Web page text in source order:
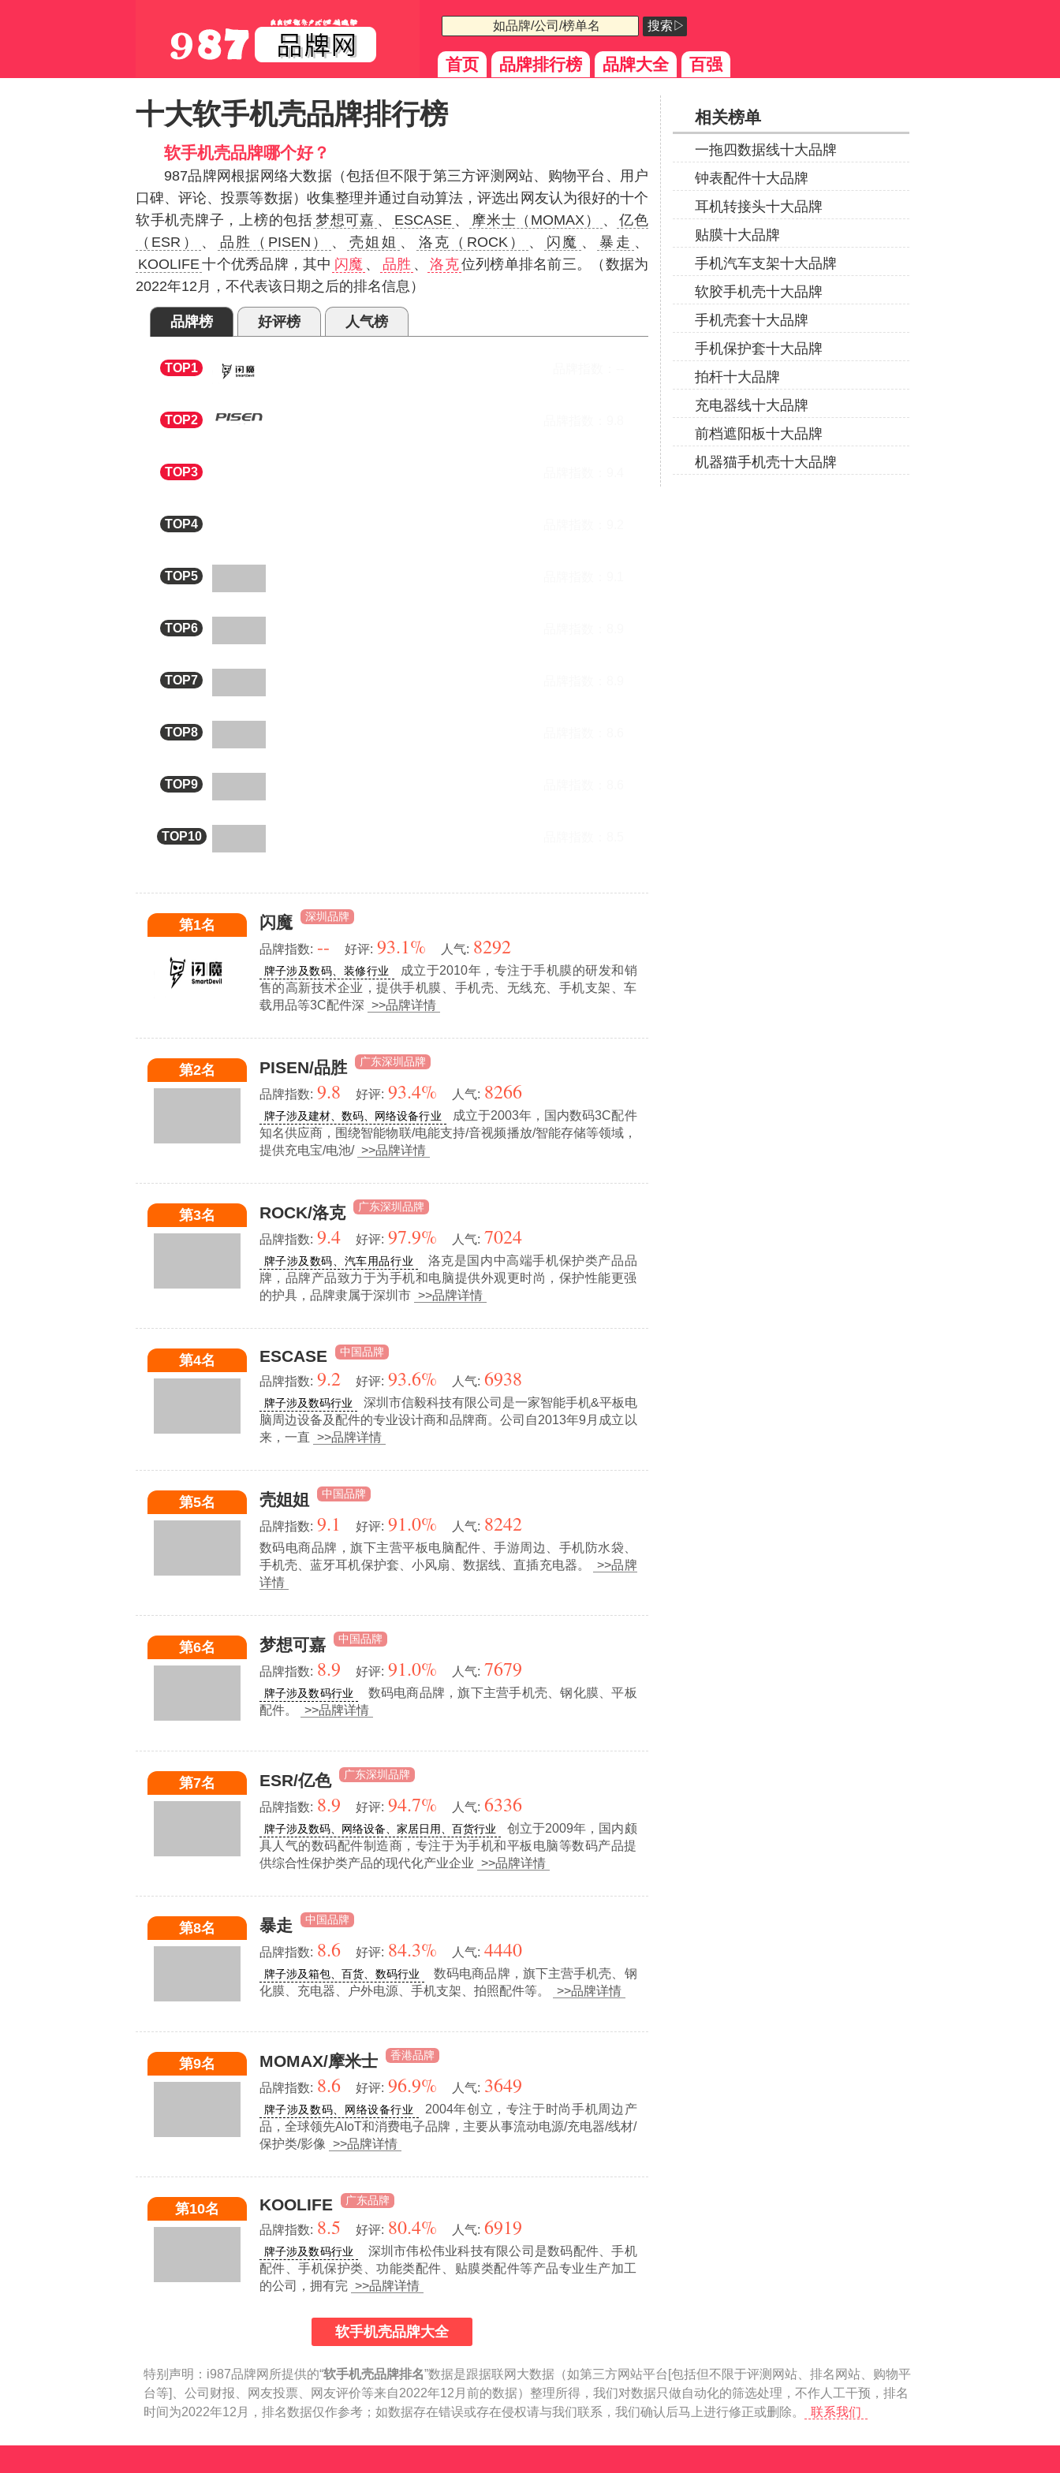
搜索▷
首页 品牌排行榜 品牌大全 百强
十大软手机壳品牌排行榜
软手机壳品牌哪个好？
987品牌网根据网络大数据（包括但不限于第三方评测网站、购物平台、用户
口碑、评论、投票等数据）收集整理并通过自动算法，评选出网友认为很好的十个
软手机壳牌子，上榜的包括 梦想可嘉 、 ESCASE 、 摩米士（MOMAX） 、
亿色
（ESR）
、 品胜（PISEN） 、 壳姐姐 、 洛克（ROCK） 、 闪魔 、 暴走 、
KOOLIFE十个优秀品牌，其中 闪魔 、 品胜 、 洛克位列榜单排名前三。（数据为
2022年12月，不代表该日期之后的排名信息）
品牌榜 好评榜 人气榜
TOP1
TOP2
TOP3
TOP4
TOP5
TOP6
TOP7
TOP8
TOP9
TOP10
第1名 闪魔 深圳品牌
品牌指数: -- 好评: 93.1% 人气: 8292
牌子涉及数码、装修行业
成立于2010年，专注于手机膜的研发和销
售的高新技术企业，提供手机膜、手机壳、无线充、手机支架、车
载用品等3C配件深 >>品牌详情
第2名 PISEN/品胜 广东深圳品牌
品牌指数: 9.8 好评: 93.4% 人气: 8266
牌子涉及建材、数码、网络设备行业
成立于2003年，国内数码3C配件
知名供应商，围绕智能物联/电能支持/音视频播放/智能存储等领域，
提供充电宝/电池/ >>品牌详情
第3名 ROCK/洛克 广东深圳品牌
品牌指数: 9.4 好评: 97.9% 人气: 7024
牌子涉及数码、汽车用品行业
洛克是国内中高端手机保护类产品品
牌，品牌产品致力于为手机和电脑提供外观更时尚，保护性能更强
的护具，品牌隶属于深圳市 >>品牌详情
第4名 ESCASE 中国品牌
品牌指数: 9.2 好评: 93.6% 人气: 6938
牌子涉及数码行业
深圳市信毅科技有限公司是一家智能手机&平板电
脑周边设备及配件的专业设计商和品牌商。公司自2013年9月成立以
来，一直 >>品牌详情
第5名 壳姐姐 中国品牌
品牌指数: 9.1 好评: 91.0% 人气: 8242
数码电商品牌，旗下主营平板电脑配件、手游周边、手机防水袋、
手机壳、蓝牙耳机保护套、小风扇、数据线、直插充电器。
>>品牌
详情
第6名 梦想可嘉 中国品牌
品牌指数: 8.9 好评: 91.0% 人气: 7679
牌子涉及数码行业
数码电商品牌，旗下主营手机壳、钢化膜、平板
配件。
>>品牌详情
第7名 ESR/亿色 广东深圳品牌
品牌指数: 8.9 好评: 94.7% 人气: 6336
牌子涉及数码、网络设备、家居日用、百货行业
创立于2009年，国内颇
具人气的数码配件制造商，专注于为手机和平板电脑等数码产品提
供综合性保护类产品的现代化产业企业 >>品牌详情
第8名 暴走 中国品牌
品牌指数: 8.6 好评: 84.3% 人气: 4440
牌子涉及箱包、百货、数码行业
数码电商品牌，旗下主营手机壳、钢
化膜、充电器、户外电源、手机支架、拍照配件等。
>>品牌详情
第9名 MOMAX/摩米士 香港品牌
品牌指数: 8.6 好评: 96.9% 人气: 3649
牌子涉及数码、网络设备行业
2004年创立，专注于时尚手机周边产
品，全球领先AIoT和消费电子品牌，主要从事流动电源/充电器/线材/
保护类/影像
>>品牌详情
第10名 KOOLIFE 广东品牌
品牌指数: 8.5 好评: 80.4% 人气: 6919
牌子涉及数码行业
深圳市伟松伟业科技有限公司是数码配件、手机
配件、手机保护类、功能类配件、贴膜类配件等产品专业生产加工
的公司，拥有完 >>品牌详情
软手机壳品牌大全
相关榜单
一拖四数据线十大品牌
钟表配件十大品牌
耳机转接头十大品牌
贴膜十大品牌
手机汽车支架十大品牌
软胶手机壳十大品牌
手机壳套十大品牌
手机保护套十大品牌
拍杆十大品牌
充电器线十大品牌
前档遮阳板十大品牌
机器猫手机壳十大品牌
特别声明： i987品牌网所提供的“软手机壳品牌排名”数据是跟据联网大数据（如第三方网站平台[包括但不限于评测网站、排名网站、购物平
台等]、公司财报、网友投票、网友评价等来自2022年12月前的数据）整理所得，我们对数据只做自动化的筛选处理，不作人工干预，排名
时间为2022年12月，排名数据仅作参考；如数据存在错误或存在侵权请与我们联系，我们确认后马上进行修正或删除。
联系我们